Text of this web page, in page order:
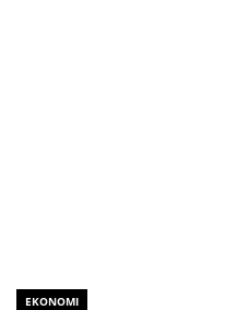
EKONOMI